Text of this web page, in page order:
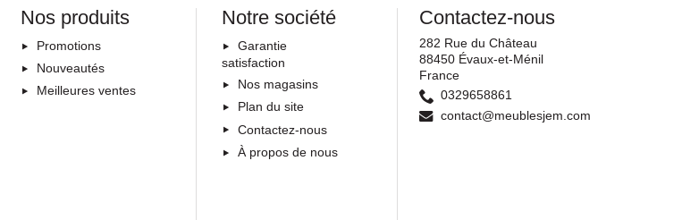
Nos produits
Promotions
Nouveautés
Meilleures ventes
Notre société
Garantie
satisfaction
Nos magasins
Plan du site
Contactez-nous
À propos de nous
Contactez-nous
282 Rue du Château
88450 Évaux-et-Ménil
France
0329658861
contact@meublesjem.com